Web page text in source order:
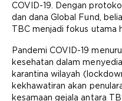
COVID-19. Dengan
dan dana Global Fund,
TBC menjadi fokus utama
Pandemi COVID-19
kesehatan dalam
karantina wilayah
kekhawatiran akan
kesamaan gejala antara